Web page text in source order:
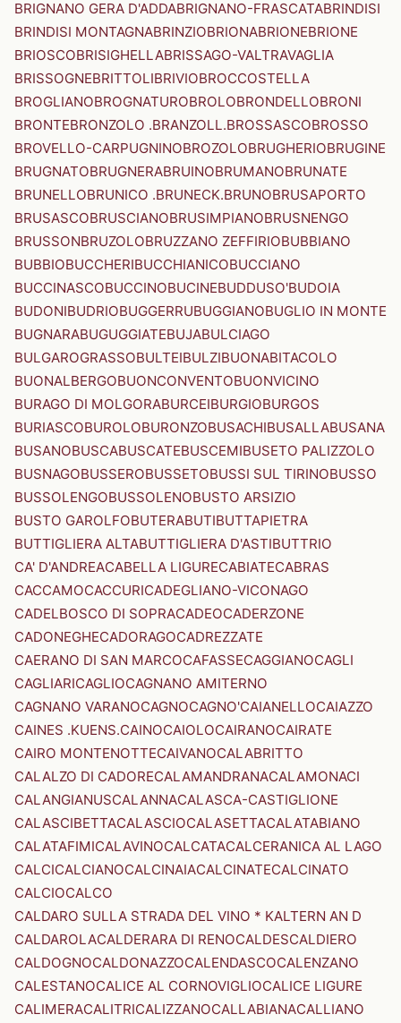
BRIGNANO GERA D'ADDABRIGNANO-FRASCATABRINDISI
BRINDISI MONTAGNABRINZIOBRIONABRIONEBRIONE
BRIOSCOBRISIGHELLABRISSAGO-VALTRAVAGLIA
BRISSOGNEBRITTOLIBRIVIOBROCCOSTELLA
BROGLIANOBROGNATUROBROLOBRONDELLOBRONI
BRONTEBRONZOLO .BRANZOLL.BROSSASCOBROSSO
BROVELLO-CARPUGNINOBROZOLOBRUGHERIOBRUGINE
BRUGNATOBRUGNERABRUINOBRUMANOBRUNATE
BRUNELLOBRUNICO .BRUNECK.BRUNOBRUSAPORTO
BRUSASCOBRUSCIANOBRUSIMPIANOBRUSNENGO
BRUSSONBRUZOLOBRUZZANO ZEFFIRIOBUBBIANO
BUBBIOBUCCHERIBUCCHIANICOBUCCIANO
BUCCINASCOBUCCINOBUCINEBUDDUSO'BUDOIA
BUDONIBUDRIOBUGGERRUBUGGIANOBUGLIO IN MONTE
BUGNARABUGUGGIATEBUJABULCIAGO
BULGAROGRASSOBULTEIBULZIBUONABITACOLO
BUONALBERGOBUONCONVENTOBUONVICINO
BURAGO DI MOLGORABURCEIBURGIOBURGOS
BURIASCOBUROLOBURONZOBUSACHIBUSALLABUSANA
BUSANOBUSCABUSCATEBUSCEMIBUSETO PALIZZOLO
BUSNAGOBUSSEROBUSSETOBUSSI SUL TIRINOBUSSO
BUSSOLENGOBUSSOLENOBUSTO ARSIZIO
BUSTO GAROLFOBUTERABUTIBUTTAPIETRA
BUTTIGLIERA ALTABUTTIGLIERA D'ASTIBUTTRIO
CA' D'ANDREACABELLA LIGURECABIATECABRAS
CACCAMOCACCURICADEGLIANO-VICONAGO
CADELBOSCO DI SOPRACADEOCADERZONE
CADONEGHECADORAGOCADREZZATE
CAERANO DI SAN MARCOCAFASSECAGGIANOCAGLI
CAGLIARICAGLIOCAGNANO AMITERNO
CAGNANO VARANOCAGNOCAGNO'CAIANELLOCAIAZZO
CAINES .KUENS.CAINOCAIOLOCAIRANOCAIRATE
CAIRO MONTENOTTECAIVANOCALABRITTO
CALALZO DI CADORECALAMANDRANACALAMONACI
CALANGIANUSCALANNACALASCA-CASTIGLIONE
CALASCIBETTACALASCIOCALASETTACALATABIANO
CALATAFIMICALAVINOCALCATACALCERANICA AL LAGO
CALCICALCIANOCALCINAIACALCINATECALCINATO
CALCIOCALCO
CALDARO SULLA STRADA DEL VINO * KALTERN AN D
CALDAROLACALDERARA DI RENOCALDESCALDIERO
CALDOGNOCALDONAZZOCALENDASCOCALENZANO
CALESTANOCALICE AL CORNOVIGLIOCALICE LIGURE
CALIMERACALITRICALIZZANOCALLABIANACALLIANO